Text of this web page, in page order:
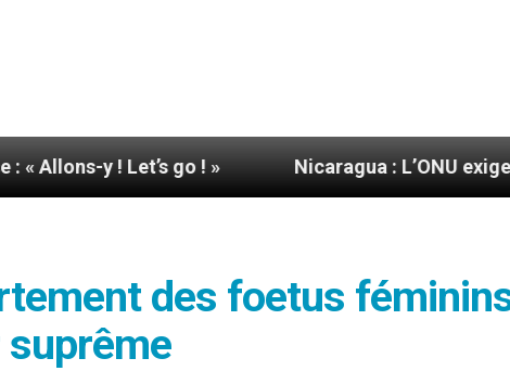
go ! » Nicaragua : L’ONU exige des
des foetus
suprême